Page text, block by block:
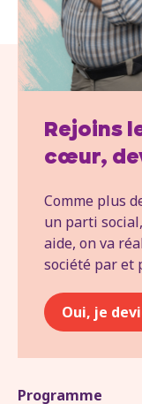
Rejoins
cœur,
Comme plus
un parti
aide, on va
société par et
Oui, je
Programme